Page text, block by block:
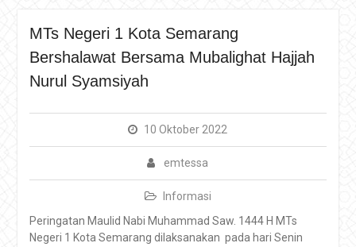
MTs Negeri 1 Kota Semarang
Bershalawat Bersama Mubalighat Hajjah
Nurul Syamsiyah
10 Oktober 2022
emtessa
Informasi
Peringatan Maulid Nabi Muhammad Saw. 1444 H MTs
Negeri 1 Kota Semarang dilaksanakan pada hari Senin